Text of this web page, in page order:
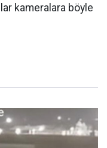
kameralara böyle